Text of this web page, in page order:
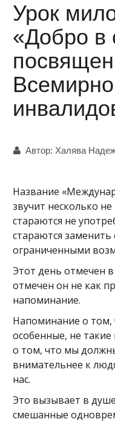
Урок
«Добро в
Автор: Халява
Название
звучит несколько
стараются не
стараются
ограниченными
Этот день отмечен
отмечен он не как
напоминание.
Напоминание о том,
особенные, не
о том, что мы
внимательнее к
нас.
Это вызывает в
смешанные